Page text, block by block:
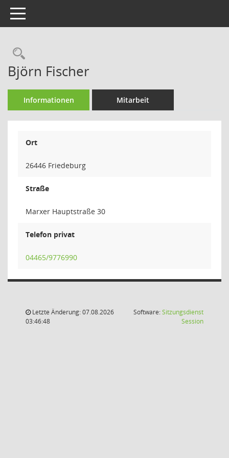
Toggle navigation
Rechercheauswahl
Björn Fischer
Informationen Mitarbeit
Ort
26446 Friedeburg
Straße
Marxer Hauptstraße 30
Telefon privat
04465/9776990
Letzte Änderung: 07.08.2026
03:46:48
Software:Sitzungsdienst
Session(Wird in